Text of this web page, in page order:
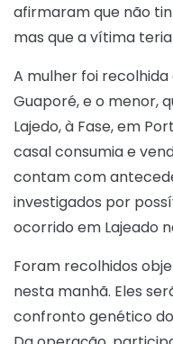
afirmaram que não
mas que a vítima
A mulher foi recolhida
Guaporé, e o menor,
Lajedo, à Fase, em
casal consumia e
contam com
investigados por
ocorrido em Lajeado
Foram recolhidos
nesta manhã. Eles
confronto genético